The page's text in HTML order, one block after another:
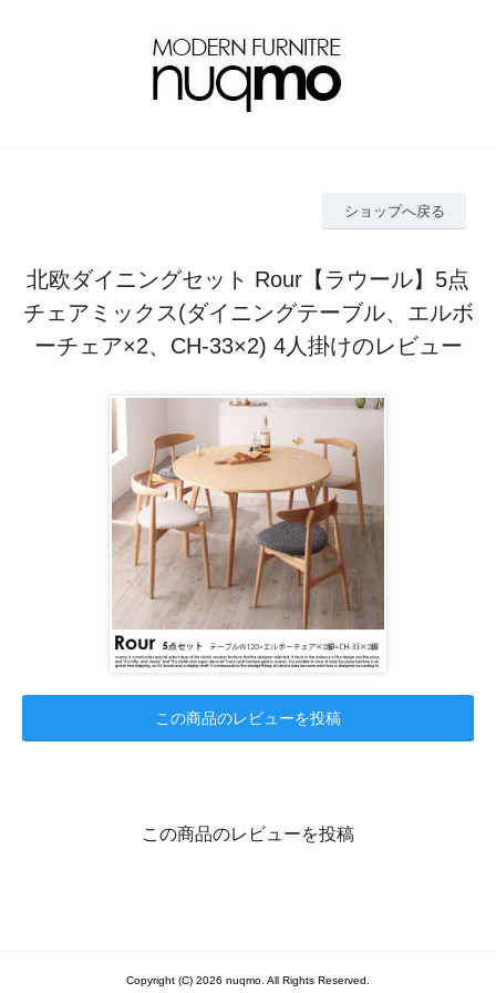
ショップへ戻る
北欧ダイニングセット Rour【ラウール】5点
チェアミックス(ダイニングテーブル、エルボ
ーチェア×2、CH-33×2) 4人掛けのレビュー
この商品のレビューを投稿
この商品のレビューを投稿
Copyright (C) 2026 nuqmo. All Rights Reserved.